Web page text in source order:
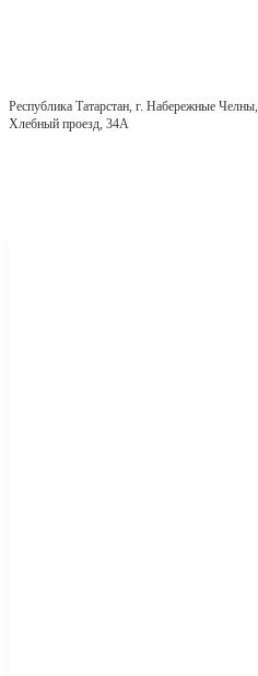
Республика Татарстан, г. Набережные Челны,
Хлебный проезд, 34А